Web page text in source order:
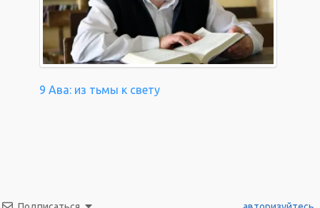
9 Ава: из тьмы к свету